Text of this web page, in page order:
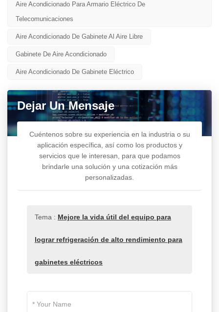
Aire Acondicionado Para Armario Eléctrico De
Telecomunicaciones
Aire Acondicionado De Gabinete Al Aire Libre
Gabinete De Aire Acondicionado
Aire Acondicionado De Gabinete Eléctrico
Dejar Un Mensaje
Cuéntenos sobre su experiencia en la industria o su
aplicación específica, así como los productos y
servicios que le interesan, para que podamos
brindarle una solución y una cotización más
personalizadas.
Tema : Mejore la vida útil del equipo para
lograr refrigeración de alto rendimiento para
gabinetes eléctricos